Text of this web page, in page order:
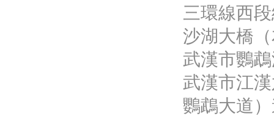
三環線西
沙湖大橋
武漢市鸚
武漢市江
鸚鵡大道